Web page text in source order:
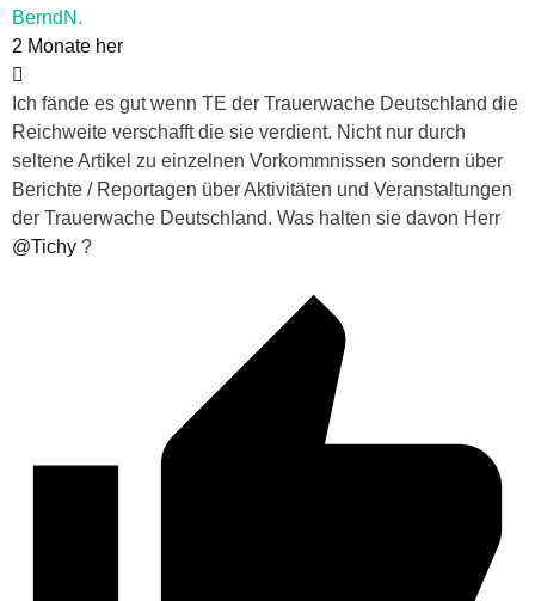
BerndN.
2 Monate her
Ich fände es gut wenn TE der Trauerwache Deutschland die
Reichweite verschafft die sie verdient. Nicht nur durch
seltene Artikel zu einzelnen Vorkommnissen sondern über
Berichte / Reportagen über Aktivitäten und Veranstaltungen
der Trauerwache Deutschland. Was halten sie davon Herr
@Tichy ?